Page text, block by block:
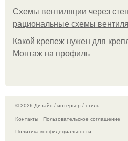
Схемы вентиляции через
рациональные схемы
Какой крепеж нужен для
Монтаж на профиль
© 2026 Дизайн / интерьер / стиль
Контакты
Пользовательское соглашение
Политика конфидециальности